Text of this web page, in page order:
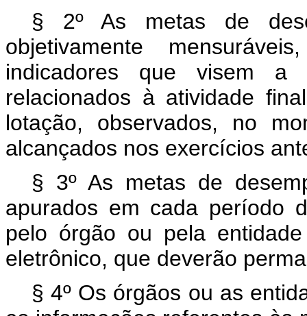
§ 2º As metas de
objetivamente
indicadores que visem
relacionados à atividade
lotação, observados, no
alcançados nos exercícios
§ 3º As metas de
apurados em cada período
pelo órgão ou pela
eletrônico, que deverão
§ 4º Os órgãos ou as